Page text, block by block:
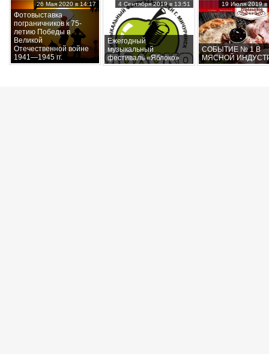
Фотовыставка
пограничников к 75-
летию Победы в
Великой
Отечественной войне
1941—1945 гг.
26 Мая 2020 в 14:17
Ежегодный
музыкальный
фестиваль «Яблоко»
4 Сентября 2019 в 13:51
СОБЫТИЕ № 1 В
МЯСНОЙ
19 Июля 2019 в